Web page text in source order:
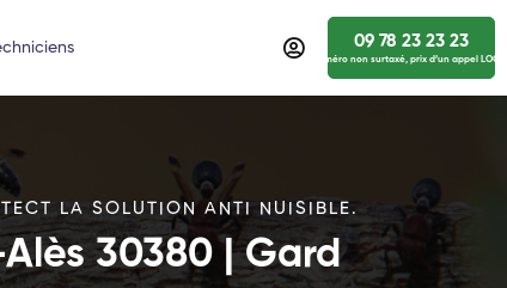
09 78 23 23 23
numéro non surtaxé, prix d’un appel
LA SOLUTION ANTI NUISIBLE.
30380 | Gard